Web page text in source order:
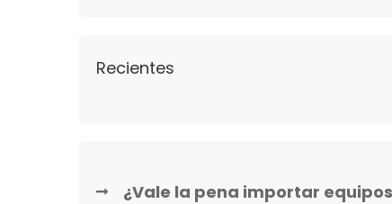
Recientes
¿Vale la pena importar